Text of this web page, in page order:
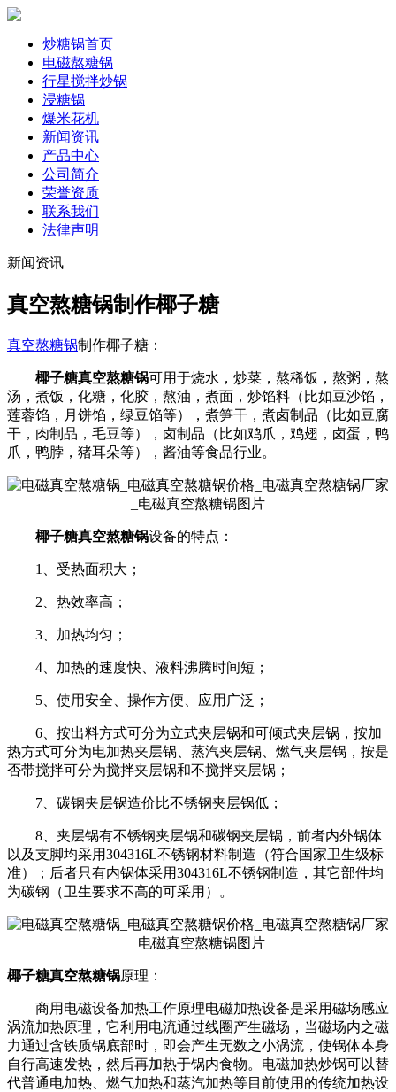
炒糖锅首页
电磁熬糖锅
行星搅拌炒锅
浸糖锅
爆米花机
新闻资讯
产品中心
公司简介
荣誉资质
联系我们
法律声明
新闻资讯
真空熬糖锅制作椰子糖
真空熬糖锅制作椰子糖：
椰子糖真空熬糖锅可用于烧水，炒菜，熬稀饭，熬粥，熬
汤，煮饭，化糖，化胶，熬油，煮面，炒馅料（比如豆沙馅，
莲蓉馅，月饼馅，绿豆馅等），煮笋干，煮卤制品（比如豆腐
干，肉制品，毛豆等），卤制品（比如鸡爪，鸡翅，卤蛋，鸭
爪，鸭脖，猪耳朵等），酱油等食品行业。
椰子糖真空熬糖锅设备的特点：
1、受热面积大；
2、热效率高；
3、加热均匀；
4、加热的速度快、液料沸腾时间短；
5、使用安全、操作方便、应用广泛；
6、按出料方式可分为立式夹层锅和可倾式夹层锅，按加
热方式可分为电加热夹层锅、蒸汽夹层锅、燃气夹层锅，按是
否带搅拌可分为搅拌夹层锅和不搅拌夹层锅；
7、碳钢夹层锅造价比不锈钢夹层锅低；
8、夹层锅有不锈钢夹层锅和碳钢夹层锅，前者内外锅体
以及支脚均采用304316L不锈钢材料制造（符合国家卫生级标
准）；后者只有内锅体采用304316L不锈钢制造，其它部件均
为碳钢（卫生要求不高的可采用）。
椰子糖真空熬糖锅原理：
商用电磁设备加热工作原理电磁加热设备是采用磁场感应
涡流加热原理，它利用电流通过线圈产生磁场，当磁场内之磁
力通过含铁质锅底部时，即会产生无数之小涡流，使锅体本身
自行高速发热，然后再加热于锅内食物。电磁加热炒锅可以替
代普通电加热、燃气加热和蒸汽加热等目前使用的传统加热设